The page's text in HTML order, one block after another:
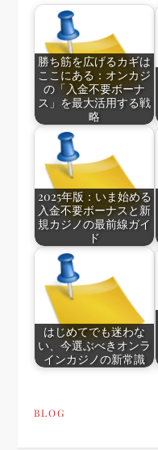
勝ち筋を広げるカギは
ここにある：オンカジ
の「入金不要ボーナ
ス」を最大活用する戦
略
2025年版：いま始める
入金不要ボーナスと新
規カジノの最前線ガイ
ド
はじめてでも迷わな
い、今選ぶべきオンラ
インカジノの新常識
BLOG